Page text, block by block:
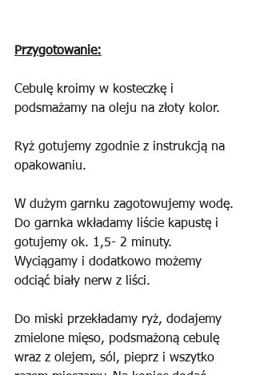
Przygotowanie:
Cebulę kroimy w kosteczkę i
podsmażamy na oleju na złoty kolor.
Ryż gotujemy zgodnie z instrukcją na
opakowaniu.
W dużym garnku zagotowujemy wodę.
Do garnka wkładamy liście kapustę i
gotujemy ok. 1,5- 2 minuty.
Wyciągamy i dodatkowo możemy
odciąć biały nerw z liści.
Do miski przekładamy ryż, dodajemy
zmielone mięso, podsmażoną cebulę
wraz z olejem, sól, pieprz i wszytko